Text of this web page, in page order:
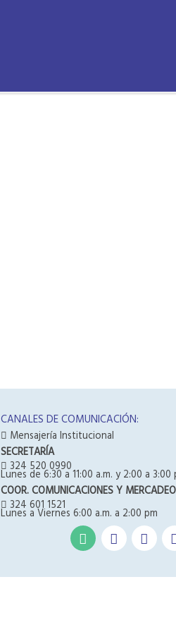
CANALES DE COMUNICACIÓN:
Mensajería Institucional
SECRETARÍA
324 520 0990
Lunes de 6:30 a 11:00 a.m. y 2:00 a
COOR. COMUNICACIONES Y MERCADEO
324 601 1521
Lunes a Viernes 6:00 a.m. a 2:00 pm